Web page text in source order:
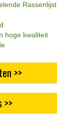
Rassenlijst
hoge kwaliteit
>>